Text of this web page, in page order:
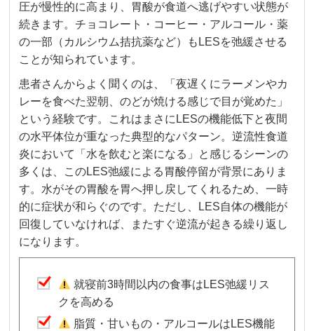
圧が慢性的に高まり、胃酸が食道へ逃げやすい状態が
続きます。チョコレート・コーヒー・アルコール・薬
の一部（カルシウム拮抗薬など）もLESを弛緩させる
ことが知られています。
患者さんからよく聞くのは、「夜遅くにラーメンやカ
レーを食べた翌朝、のどが焼ける感じで目が覚めた」
という経験です。これはまさにLESの機能低下と夜間
の水平体位が重なった典型的なパターン。逆流性食道
炎において「水を飲むと楽になる」と感じるシーンの
多くは、このLES弛緩による胃酸停留が背景にありま
す。水がその胃酸を胃へ押し戻してくれるため、一時
的に症状が和らぐのです。ただし、LES自体の機能が
回復していなければ、またすぐ逆流が起きる繰り返し
になります。
就寝前3時間以内の食事はLES弛緩リス
クを高める
脂質・甘いもの・アルコールはLES機能